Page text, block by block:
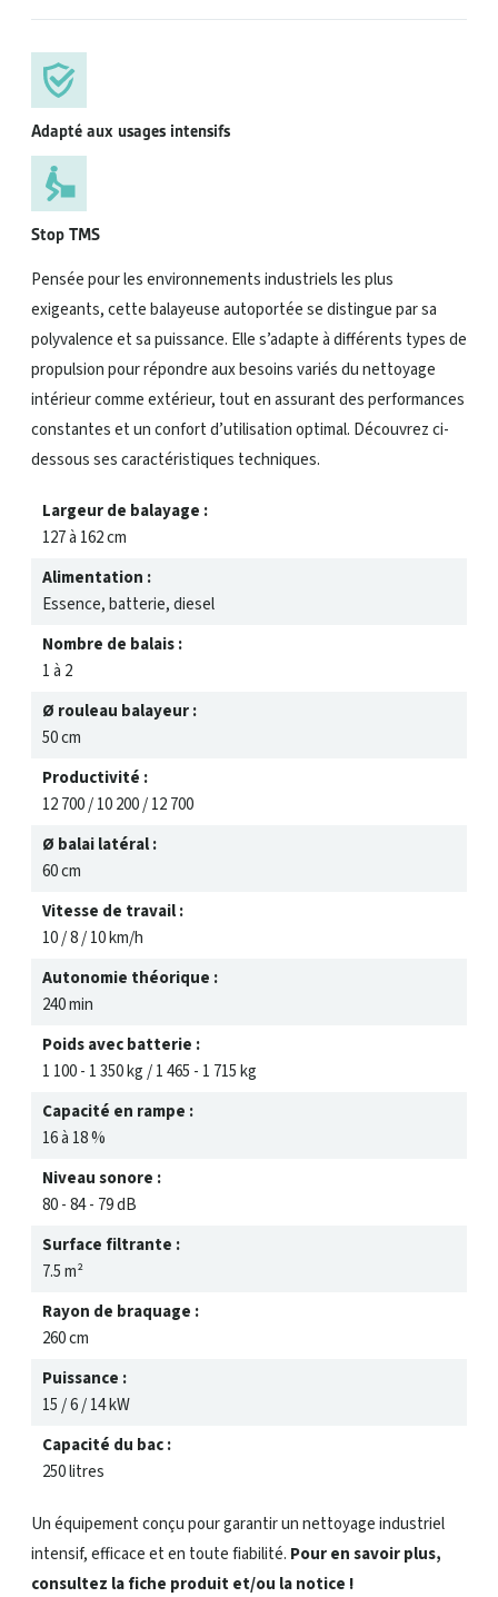
Adapté aux usages intensifs
Stop TMS
Pensée pour les environnements industriels les plus
exigeants, cette balayeuse autoportée se distingue par sa
polyvalence et sa puissance. Elle s’adapte à différents types de
propulsion pour répondre aux besoins variés du nettoyage
intérieur comme extérieur, tout en assurant des performances
constantes et un confort d’utilisation optimal. Découvrez ci-
dessous ses caractéristiques techniques.
Largeur de balayage :
127 à 162 cm
Alimentation :
Essence, batterie, diesel
Nombre de balais :
1 à 2
Ø rouleau balayeur :
50 cm
Productivité :
12 700 / 10 200 / 12 700
Ø balai latéral :
60 cm
Vitesse de travail :
10 / 8 / 10 km/h
Autonomie théorique :
240 min
Poids avec batterie :
1 100 - 1 350 kg / 1 465 - 1 715 kg
Capacité en rampe :
16 à 18 %
Niveau sonore :
80 - 84 - 79 dB
Surface filtrante :
7.5 m²
Rayon de braquage :
260 cm
Puissance :
15 / 6 / 14 kW
Capacité du bac :
250 litres
Un équipement conçu pour garantir un nettoyage industriel
intensif, efficace et en toute fiabilité. Pour en savoir plus,
consultez la fiche produit et/ou la notice !